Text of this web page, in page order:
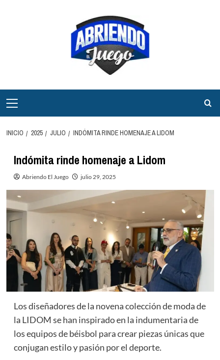
principal
INICIO 2025 JULIO INDÓMITA RINDE HOMENAJE A LIDOM
Indómita rinde homenaje a Lidom
Abriendo El Juego julio 29, 2025
Los diseñadores de la novena colección de moda de
la LIDOM se han inspirado en la indumentaria de
los equipos de béisbol para crear piezas únicas que
conjugan estilo y pasión por el deporte.